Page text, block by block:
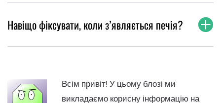
Навіщо фіксувати, коли з’являється печія?
Всім привіт! У цьому блозі ми
викладаємо корисну інформацію на